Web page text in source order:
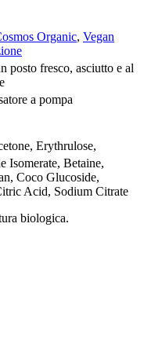
Organic, Vegan
posto fresco, asciutto e al
a pompa
Erythrulose,
Isomerate, Betaine,
Coco Glucoside,
Acid, Sodium Citrate
biologica.